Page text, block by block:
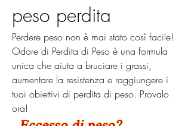
peso perdita
Perdere peso non è mai stato così facile!
Odore di Perdita di Peso è una formula
unica che aiuta a bruciare i grassi,
aumentare la resistenza e raggiungere i
tuoi obiettivi di perdita di peso. Provalo
ora!